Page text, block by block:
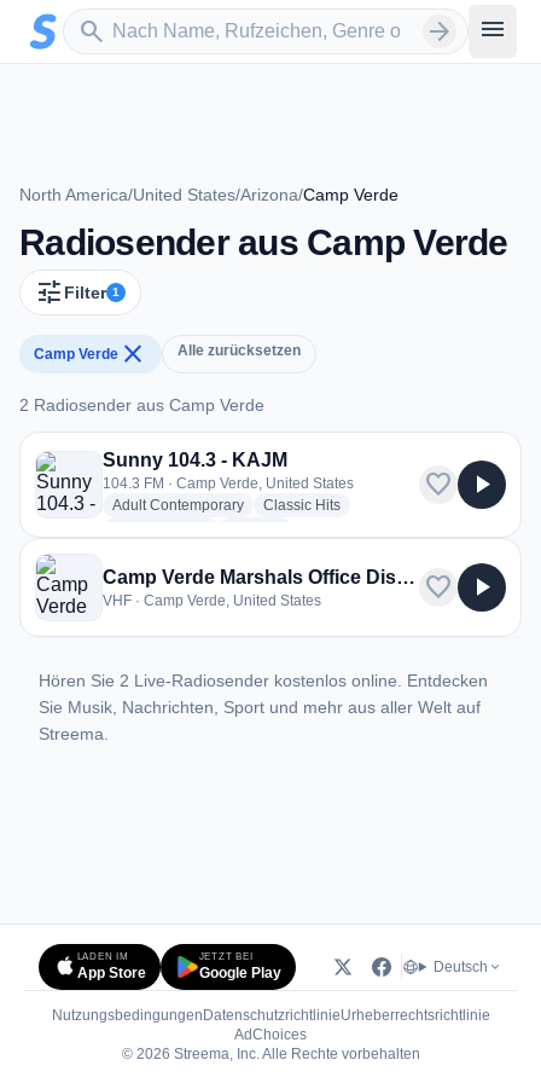
Zum Hauptinhalt springen
search
Sender suchen arrow_forward menu
North America/United States/Arizona/Camp Verde
Radiosender aus Camp Verde
tune Filter 1
Camp Verde close Alle zurücksetzen
2 Radiosender aus Camp Verde
2 Radiosender aus Camp Verde
Sunny 104.3 - KAJM
104.3 FM · Camp Verde, United States
Adult Contemporaryradio stations
Classic Hitsradio stations
favorite play_arrow
Camp Verde Marshals Office Dispatch
VHF · Camp Verde, United States favorite play_arrow
Hören Sie 2 Live-Radiosender kostenlos online. Entdecken
Sie Musik, Nachrichten, Sport und mehr aus aller Welt auf
Streema.
LADEN IM
App Store
JETZT BEI
Google Play Deutsch
Nutzungsbedingungen DatenschutzrichtlinieUrheberrechtsrichtlinie
AdChoices(öffnet in neuem Tab)
© 2026 Streema, Inc. Alle Rechte vorbehalten